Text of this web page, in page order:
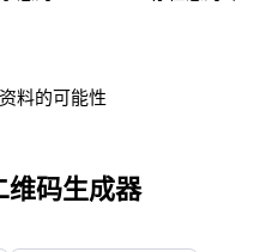
料的可能性
维码生成器